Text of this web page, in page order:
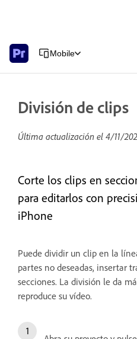
Mobile
División de clips
Última actualización el 4/11/
Corte los clips en
para editarlos con
iPhone
Puede dividir un clip en la
partes no deseadas, insertar
secciones. La división le da
reproduce su vídeo.